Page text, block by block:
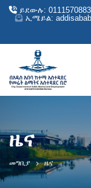
ይደውሉ: 0111570883
ኢሜይል:
ዜና
መግቢያ ዜና